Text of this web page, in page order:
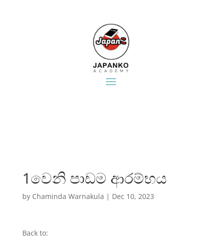
1වෙනි පාඩම ආරම්භය​
by Chaminda Warnakula | Dec 10, 2023
Back to: